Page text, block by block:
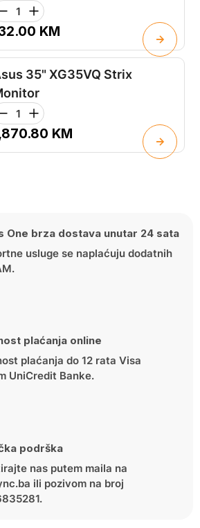
KM
35" XG35VQ Strix
KM
One brza dostava unutar 24 sata
usluge se naplaćuju dodatnih
plaćanja online
plaćanja do 12 rata Visa
UniCredit Banke.
podrška
nas putem maila na
ili pozivom na broj